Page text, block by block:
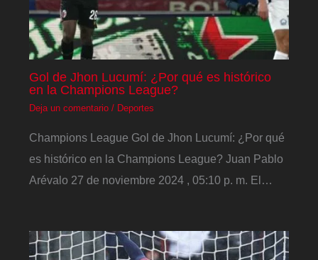
Gol de Jhon Lucumí: ¿Por qué es histórico
en la Champions League?
Deja un comentario / Deportes
Champions League Gol de Jhon Lucumí: ¿Por qué
es histórico en la Champions League? Juan Pablo
Arévalo 27 de noviembre 2024 , 05:10 p. m. El…